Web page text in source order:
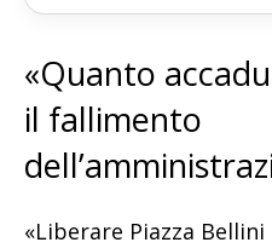
«Quanto
il fallimento
«Liberare Piazza